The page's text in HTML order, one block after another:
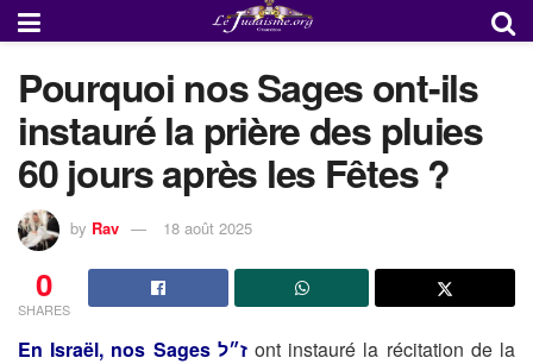
Pourquoi nos Sages ont-ils
instauré la prière des pluies
60 jours après les Fêtes ?
by Rav 18 août 2025
0
SHARES
En Israël, nos Sages ז״לont instauré la récitation de la